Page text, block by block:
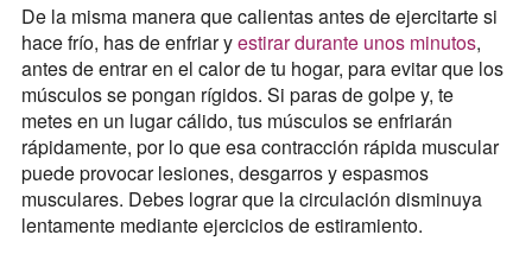
De la misma manera que calientas antes de ejercitarte si
hace frío, has de enfriar yestirar durante unos minutos,
antes de entrar en el calor de tu hogar, para evitar que los
músculos se pongan rígidos. Si paras de golpe y, te
metes en un lugar cálido, tus músculos se enfriarán
rápidamente, por lo que esa contracción rápida muscular
puede provocar lesiones, desgarros y espasmos
musculares. Debes lograr que la circulación disminuya
lentamente mediante ejercicios de estiramiento.